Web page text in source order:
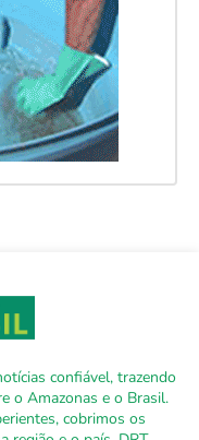
confiável, trazendo
o Amazonas e o Brasil.
cobrimos os